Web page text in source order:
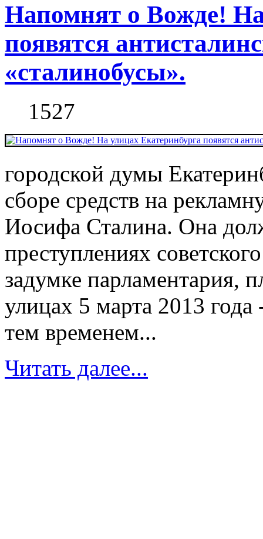
Напомнят о Вожде!
появятся
«сталинобусы».
1527
городской думы
сборе средств на
Иосифа Сталина. Она
преступлениях
задумке парламентария,
улицах 5 марта 2013
тем временем...
Читать далее...